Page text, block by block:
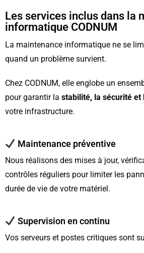
Les services inclus dans la
informatique CODNUM
La maintenance informatique ne se
quand un problème survient.
Chez CODNUM, elle englobe un
pour garantir la stabilité, la sécurité
votre infrastructure.
Maintenance préventive
Nous réalisons des mises à jour,
contrôles réguliers pour limiter les
durée de vie de votre matériel.
Supervision en continu
Vos serveurs et postes critiques sont